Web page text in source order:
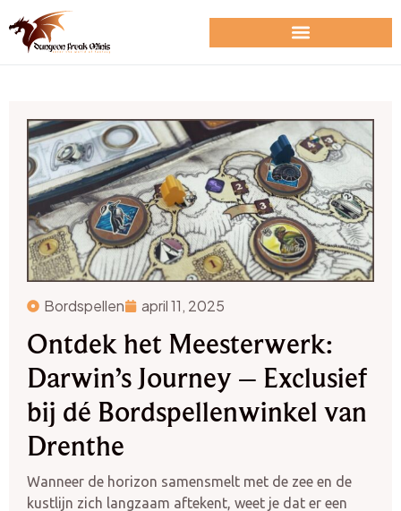
Bordspellen april 11, 2025
Ontdek het Meesterwerk:
Darwin’s Journey – Exclusief
bij dé Bordspellenwinkel van
Drenthe
Wanneer de horizon samensmelt met de zee en de
kustlijn zich langzaam aftekent, weet je dat er een